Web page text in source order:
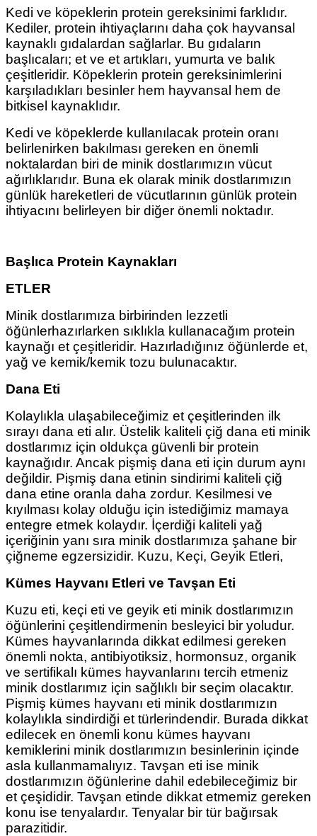
Kedi ve köpeklerin protein gereksinimi farklıdır.
Kediler, protein ihtiyaçlarını daha çok hayvansal
kaynaklı gıdalardan sağlarlar. Bu gıdaların
başlıcaları; et ve et artıkları, yumurta ve balık
çeşitleridir. Köpeklerin protein gereksinimlerini
karşıladıkları besinler hem hayvansal hem de
bitkisel kaynaklıdır.
Kedi ve köpeklerde kullanılacak protein oranı
belirlenirken bakılması gereken en önemli
noktalardan biri de minik dostlarımızın vücut
ağırlıklarıdır. Buna ek olarak minik dostlarımızın
günlük hareketleri de vücutlarının günlük protein
ihtiyacını belirleyen bir diğer önemli noktadır.
Başlıca Protein Kaynakları
ETLER
Minik dostlarımıza birbirinden lezzetli
öğünlerhazırlarken sıklıkla kullanacağım protein
kaynağı et çeşitleridir. Hazırladığınız öğünlerde et,
yağ ve kemik/kemik tozu bulunacaktır.
Dana Eti
Kolaylıkla ulaşabileceğimiz et çeşitlerinden ilk
sırayı dana eti alır. Üstelik kaliteli çiğ dana eti minik
dostlarımız için oldukça güvenli bir protein
kaynağıdır. Ancak pişmiş dana eti için durum aynı
değildir. Pişmiş dana etinin sindirimi kaliteli çiğ
dana etine oranla daha zordur. Kesilmesi ve
kıyılması kolay olduğu için istediğimiz mamaya
entegre etmek kolaydır. İçerdiği kaliteli yağ
içeriğinin yanı sıra minik dostlarımıza şahane bir
çiğneme egzersizidir. Kuzu, Keçi, Geyik Etleri,
Kümes Hayvanı Etleri ve Tavşan Eti
Kuzu eti, keçi eti ve geyik eti minik dostlarımızın
öğünlerini çeşitlendirmenin besleyici bir yoludur.
Kümes hayvanlarında dikkat edilmesi gereken
önemli nokta, antibiyotiksiz, hormonsuz, organik
ve sertifikalı kümes hayvanlarını tercih etmeniz
minik dostlarımız için sağlıklı bir seçim olacaktır.
Pişmiş kümes hayvanı eti minik dostlarımızın
kolaylıkla sindirdiği et türlerindendir. Burada dikkat
edilecek en önemli konu kümes hayvanı
kemiklerini minik dostlarımızın besinlerinin içinde
asla kullanmamalıyız. Tavşan eti ise minik
dostlarımızın öğünlerine dahil edebileceğimiz bir
et çeşididir. Tavşan etinde dikkat etmemiz gereken
konu ise tenyalardır. Tenyalar bir tür bağırsak
parazitidir.